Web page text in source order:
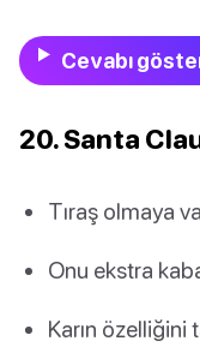
Cevabı
20. Santa
Tıraş olmaya
Onu ekstra
Karın özelliğini